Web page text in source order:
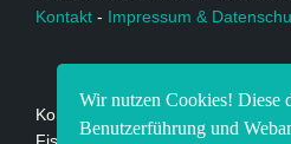
Kontakt - Impressum &
Kontakt:
Fischereiverein Vellberg e.V.
Wir nutzen Cookies! Diese
Benutzerführung und